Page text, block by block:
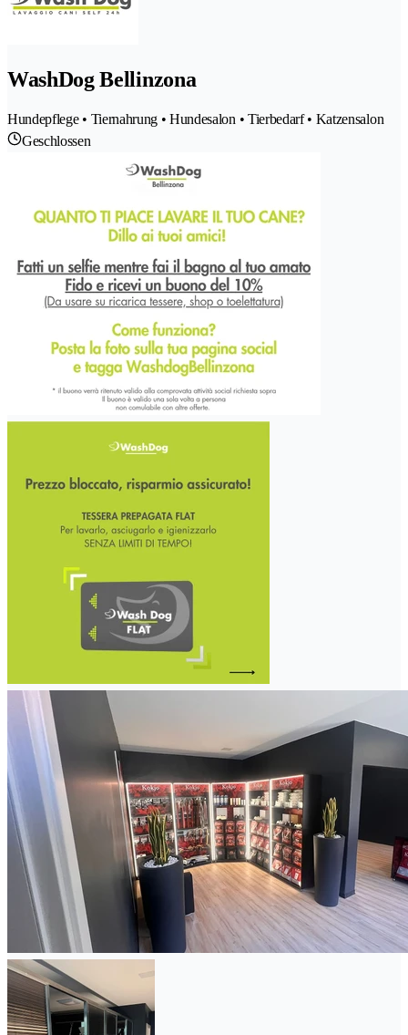
WashDog Bellinzona
Hundepflege • Tiernahrung • Hundesalon • Tierbedarf • Katzensalon
Geschlossen